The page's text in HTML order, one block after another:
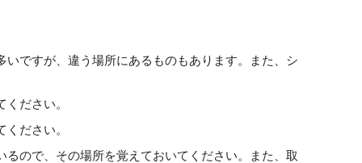
ですが、違う場所にあるものもあります。また、シ
ださい。
ださい。
ので、その場所を覚えておいてください。また、取